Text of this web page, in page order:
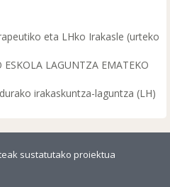
eta LHko Irakasle (urteko
LAGUNTZA EMATEKO
irakaskuntza-laguntza (LH)